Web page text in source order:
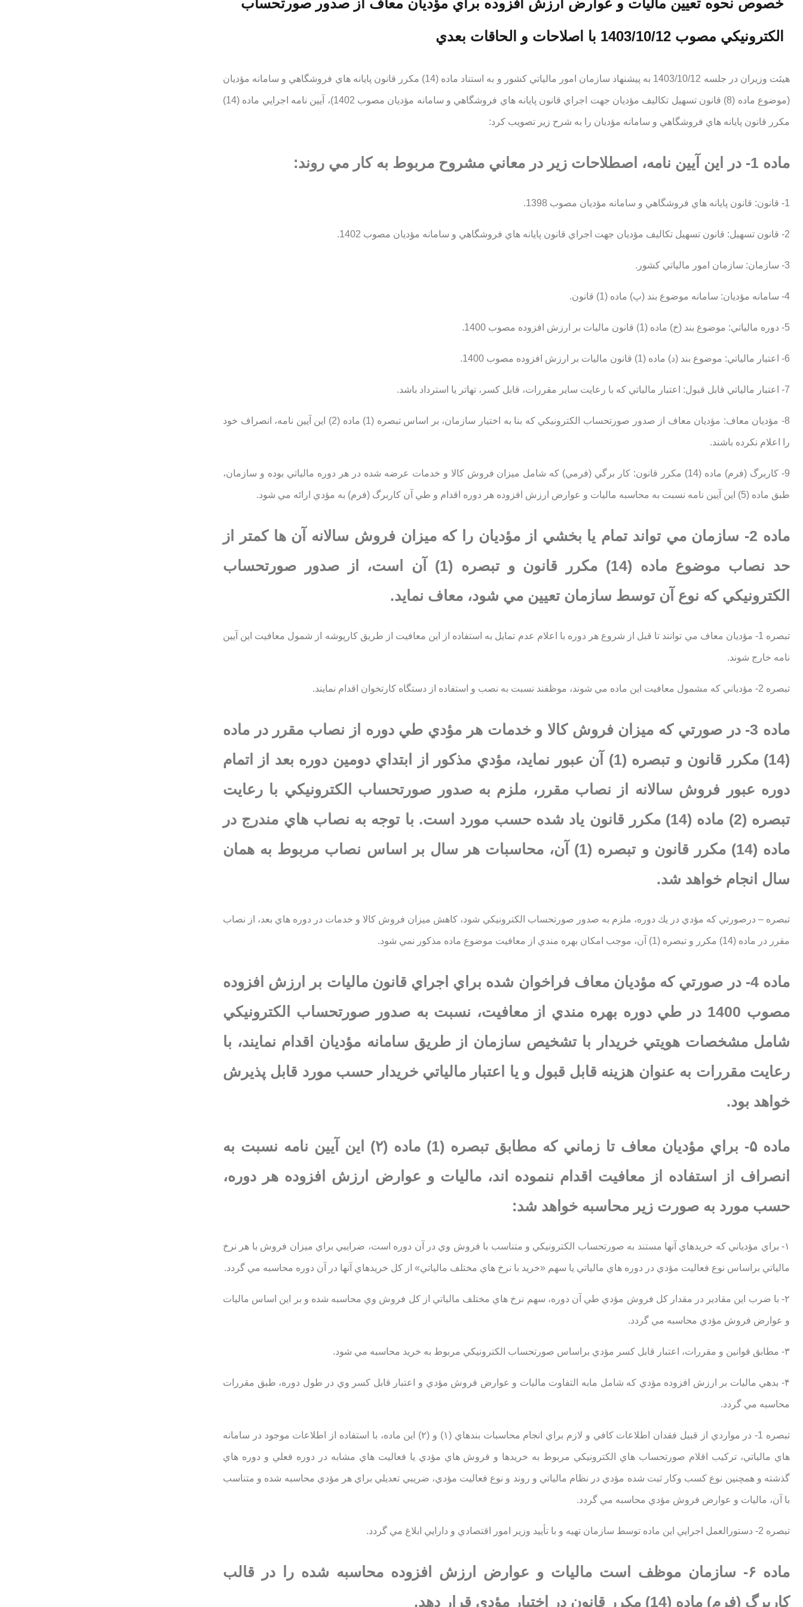
خصوص نحوه تعيين ماليات و عوارض ارزش افزوده براي مؤديان معاف از صدور صورتحساب
الكترونيكي مصوب 1403/10/12 با اصلاحات و الحاقات بعدي
هيئت وزيران در جلسه 1403/10/12 به پيشنهاد سازمان امور مالياتي كشور و به استناد ماده (14) مكرر قانون پايانه هاي فروشگاهي و سامانه مؤديان
(موضوع ماده (8) قانون تسهيل تكاليف مؤديان جهت اجراي قانون پايانه هاي فروشگاهي و سامانه مؤديان مصوب 1402)، آيين نامه اجرايي ماده (14)
مكرر قانون پايانه هاي فروشگاهي و سامانه مؤديان را به شرح زير تصويب كرد:
ماده 1- در اين آيين نامه، اصطلاحات زير در معاني مشروح مربوط به كار مي روند:
1- قانون: قانون پايانه هاي فروشگاهي و سامانه مؤديان مصوب 1398.
2- قانون تسهيل: قانون تسهيل تكاليف مؤديان جهت اجراي قانون پايانه هاي فروشگاهي و سامانه مؤديان مصوب 1402.
3- سازمان: سازمان امور مالياتي كشور.
4- سامانه مؤديان: سامانه موضوع بند (پ) ماده (1) قانون.
5- دوره مالياتي: موضوع بند (خ) ماده (1) قانون ماليات بر ارزش افزوده مصوب 1400.
6- اعتبار مالياتي: موضوع بند (د) ماده (1) قانون ماليات بر ارزش افزوده مصوب 1400.
7- اعتبار مالياتي قابل قبول: اعتبار مالياتي كه با رعايت ساير مقررات، قابل كسر، تهاتر يا استرداد باشد.
8- مؤديان معاف: مؤديان معاف از صدور صورتحساب الكترونيكي كه بنا به اختيار سازمان، بر اساس تبصره (1) ماده (2) اين آيين نامه، انصراف خود
را اعلام نكرده باشند.
9- كاربرگ (فرم) ماده (14) مكرر قانون: كار برگي (فرمي) كه شامل ميزان فروش كالا و خدمات عرضه شده در هر دوره مالياتي بوده و سازمان،
طبق ماده (5) اين آيين نامه نسبت به محاسبه ماليات و عوارض ارزش افزوده هر دوره اقدام و طي آن كاربرگ (فرم) به مؤدي ارائه مي شود.
ماده 2- سازمان مي تواند تمام يا بخشي از مؤديان را كه ميزان فروش سالانه آن ها كمتر از
حد نصاب موضوع ماده (14) مكرر قانون و تبصره (1) آن است، از صدور صورتحساب
الكترونيكي كه نوع آن توسط سازمان تعيين مي شود، معاف نمايد.
تبصره 1- مؤديان معاف مي توانند تا قبل از شروع هر دوره با اعلام عدم تمايل به استفاده از اين معافيت از طريق كارپوشه از شمول معافيت اين آيين
نامه خارج شوند.
تبصره 2- مؤدياني كه مشمول معافيت اين ماده مي شوند، موظفند نسبت به نصب و استفاده از دستگاه كارتخوان اقدام نمايند.
ماده 3- در صورتي كه ميزان فروش كالا و خدمات هر مؤدي طي دوره از نصاب مقرر در ماده
(14) مكرر قانون و تبصره (1) آن عبور نمايد، مؤدي مذكور از ابتداي دومين دوره بعد از اتمام
دوره عبور فروش سالانه از نصاب مقرر، ملزم به صدور صورتحساب الكترونيكي با رعايت
تبصره (2) ماده (14) مكرر قانون ياد شده حسب مورد است. با توجه به نصاب هاي مندرج در
ماده (14) مكرر قانون و تبصره (1) آن، محاسبات هر سال بر اساس نصاب مربوط به همان
سال انجام خواهد شد.
تبصره – درصورتي كه مؤدي در يك دوره، ملزم به صدور صورتحساب الكترونيكي شود، كاهش ميزان فروش كالا و خدمات در دوره هاي بعد، از نصاب
مقرر در ماده (14) مكرر و تبصره (1) آن، موجب امكان بهره مندي از معافيت موضوع ماده مذكور نمي شود.
ماده 4- در صورتي كه مؤديان معاف فراخوان شده براي اجراي قانون ماليات بر ارزش افزوده
مصوب 1400 در طي دوره بهره مندي از معافيت، نسبت به صدور صورتحساب الكترونيكي
شامل مشخصات هويتي خريدار با تشخيص سازمان از طريق سامانه مؤديان اقدام نمايند، با
رعايت مقررات به عنوان هزينه قابل قبول و يا اعتبار مالياتي خريدار حسب مورد قابل پذيرش
خواهد بود.
ماده ۵- براي مؤديان معاف تا زماني كه مطابق تبصره (1) ماده (۲) اين آيين نامه نسبت به
انصراف از استفاده از معافيت اقدام ننموده اند، ماليات و عوارض ارزش افزوده هر دوره،
حسب مورد به صورت زير محاسبه خواهد شد:
۱- براي مؤدياني كه خريدهاي آنها مستند به صورتحساب الكترونيكي و متناسب با فروش وي در آن دوره است، ضرايبي براي ميزان فروش با هر نرخ
مالياتي براساس نوع فعاليت مؤدي در دوره هاي مالياتي يا سهم «خريد با نرخ هاي مختلف مالياتي» از كل خريدهاي آنها در آن دوره محاسبه مي گردد.
۲- با ضرب اين مقادير در مقدار كل فروش مؤدي طي آن دوره، سهم نرخ هاي مختلف مالياتي از كل فروش وي محاسبه شده و بر اين اساس ماليات
و عوارض فروش مؤدي محاسبه مي گردد.
۳- مطابق قوانين و مقررات، اعتبار قابل كسر مؤدي براساس صورتحساب الكترونيكي مربوط به خريد محاسبه مي شود.
۴- بدهي ماليات بر ارزش افزوده مؤدي كه شامل مابه التفاوت ماليات و عوارض فروش مؤدي و اعتبار قابل كسر وي در طول دوره، طبق مقررات
محاسبه مي گردد.
تبصره 1- در مواردي از قبيل فقدان اطلاعات كافي و لازم براي انجام محاسبات بندهاي (۱) و (۲) اين ماده، با استفاده از اطلاعات موجود در سامانه
هاي مالياتي، تركيب اقلام صورتحساب هاي الكترونيكي مربوط به خريدها و فروش هاي مؤدي يا فعاليت هاي مشابه در دوره فعلي و دوره هاي
گذشته و همچنين نوع كسب وكار ثبت شده مؤدي در نظام مالياتي و روند و نوع فعاليت مؤدي، ضريبي تعديلي براي هر مؤدي محاسبه شده و متناسب
با آن، ماليات و عوارض فروش مؤدي محاسبه مي گردد.
تبصره 2- دستورالعمل اجرايي اين ماده توسط سازمان تهيه و با تأييد وزير امور اقتصادي و دارايي ابلاغ مي گردد.
ماده ۶- سازمان موظف است ماليات و عوارض ارزش افزوده محاسبه شده را در قالب
كاربرگ (فرم) ماده (14) مكرر قانون در اختيار مؤدي قرار دهد.